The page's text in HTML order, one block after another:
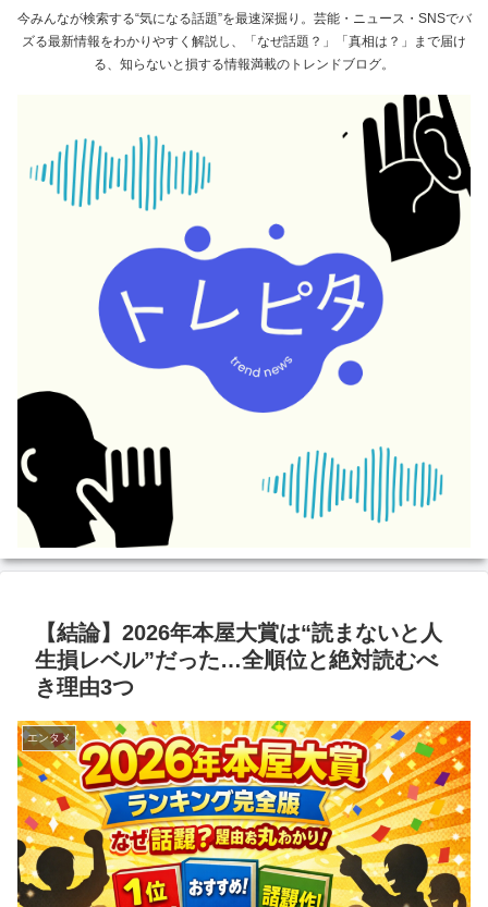
今みんなが検索する“気になる話題”を最速深掘り。芸能・ニュース・SNSでバ
ズる最新情報をわかりやすく解説し、「なぜ話題？」「真相は？」まで届け
る、知らないと損する情報満載のトレンドブログ。
【結論】2026年本屋大賞は“読まないと人
生損レベル”だった…全順位と絶対読むべ
き理由3つ
エンタメ